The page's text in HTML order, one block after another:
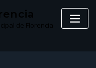
de Florencia